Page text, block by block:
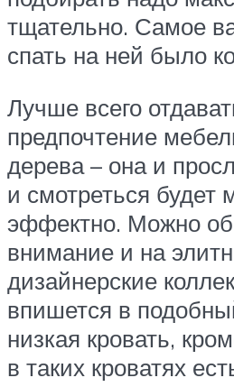
тщательно. Самое
спать на ней было
Лучше всего
предпочтение
дерева – она и
и смотреться будет
эффектно. Можно
внимание и на
дизайнерские
впишется в
низкая кровать,
в таких кроватях